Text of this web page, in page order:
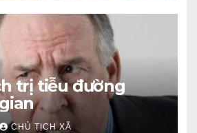
trị tiễu đường
CHỦ TỊCH XÃ